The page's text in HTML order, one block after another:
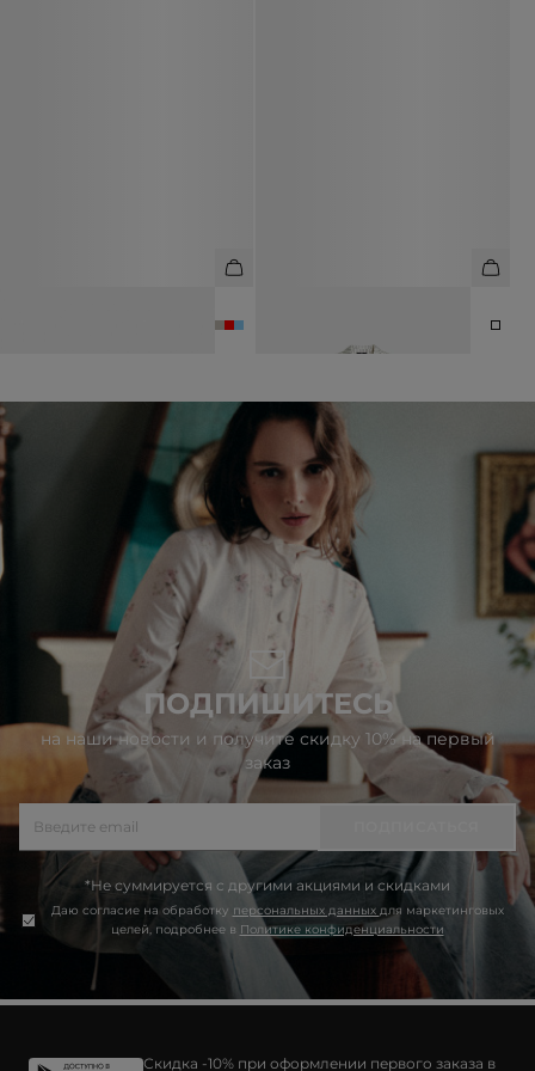
ПОДПИШИТЕСЬ
на наши новости и получите скидку 10% на первый
заказ
*Не суммируется с другими акциями и скидками
Даю согласие на обработку персональных данных для маркетинговых
целей, подробнее в Политике конфиденциальности
Скидка -10% при оформлении первого заказа в